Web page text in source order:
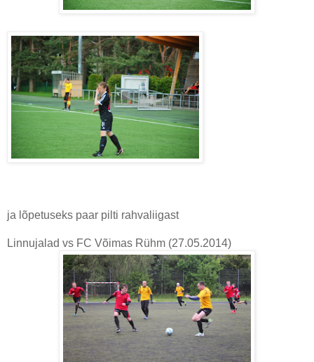
ja lõpetuseks paar pilti rahvaliigast
Linnujalad vs FC Võimas Rühm (27.05.2014)